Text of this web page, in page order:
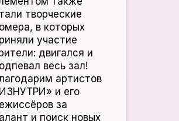
творческие
в которых
участие
двигался и
весь зал!
артистов
и его
за
и поиск новых